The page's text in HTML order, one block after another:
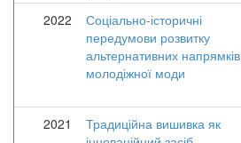
2022
Соціально-історичні
передумови розвитку
альтернативних напрямків
молодіжної моди
2021
Традиційна вишивка як